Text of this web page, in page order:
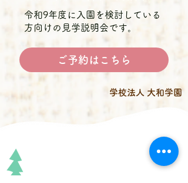
令和9年度に入園を検討している
方向けの見学説明会です。
ご予約はこちら
学校法人 大和学園